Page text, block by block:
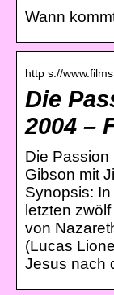
Wann
http s://
Die
2004 –
Die Passion
Gibson mit
Synopsis: In
letzten
von
(Lucas
Jesus nach